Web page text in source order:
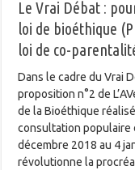
Le Vrai Débat :
loi de bioéthique
loi de co-
Dans le cadre du Vrai
proposition n°2 de
de la Bioéthique
consultation populaire
décembre 2018 au 4
révolutionne la